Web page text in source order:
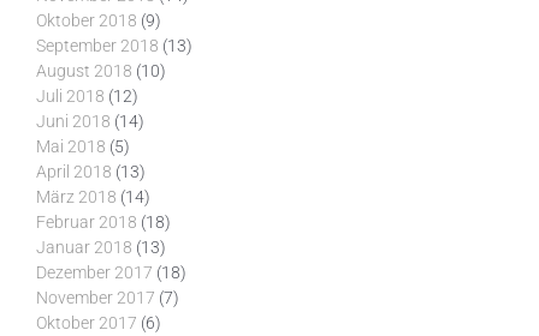
Oktober 2018 (9)
September 2018 (13)
August 2018 (10)
Juli 2018 (12)
Juni 2018 (14)
Mai 2018 (5)
April 2018 (13)
März 2018 (14)
Februar 2018 (18)
Januar 2018 (13)
Dezember 2017 (18)
November 2017 (7)
Oktober 2017 (6)